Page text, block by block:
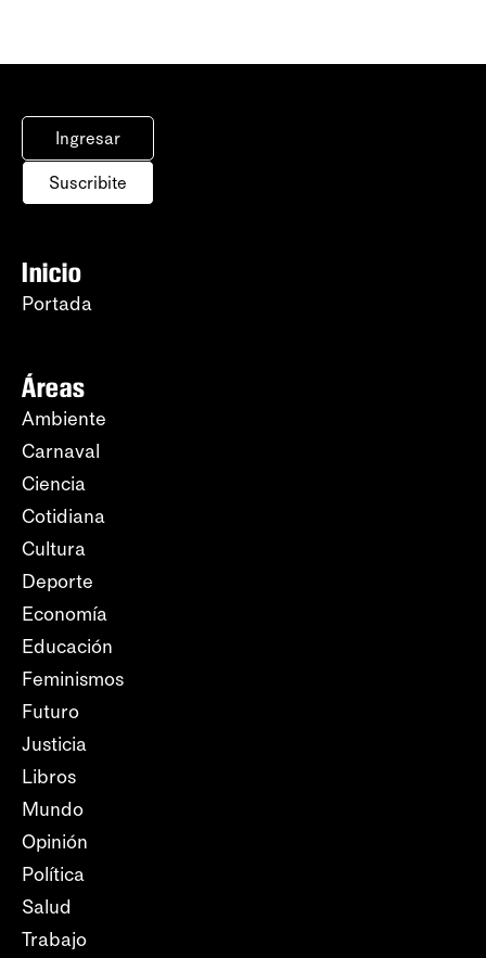
Ingresar
Suscribite
Inicio
Portada
Áreas
Ambiente
Carnaval
Ciencia
Cotidiana
Cultura
Deporte
Economía
Educación
Feminismos
Futuro
Justicia
Libros
Mundo
Opinión
Política
Salud
Trabajo